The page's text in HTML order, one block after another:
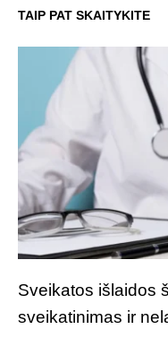
TAIP PAT SKAITYKITE
Sveikatos išlaidos
sveikatinimas ir